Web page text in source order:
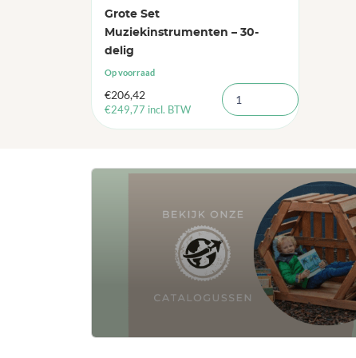
Grote Set
Muziekinstrumenten – 30-
delig
Op voorraad
€206,42
€249,77 incl. BTW